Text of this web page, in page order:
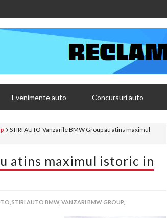
Evenimente auto Concursuri auto
STIRI AUTO-Vanzarile BMW Group au atins maximul
atins maximul istoric in
STIRI AUTO BMW, VANZARI BMW GROUP,